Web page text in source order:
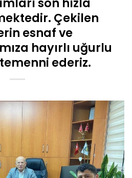
Çekilen
esnaf ve
hayırlı uğurlu
ederiz.